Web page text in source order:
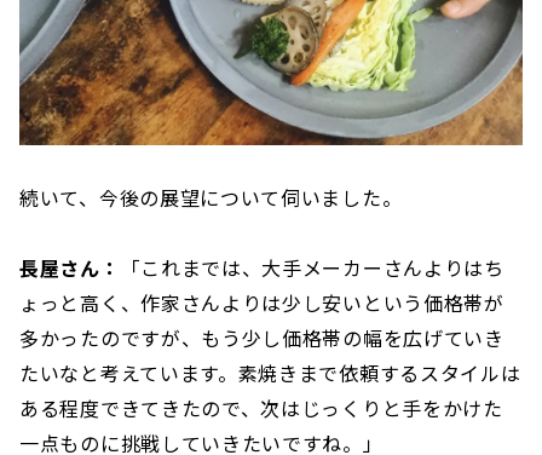
続いて、今後の展望について伺いました。
長屋さん：
「これまでは、大手メーカーさんよりはち
ょっと高く、作家さんよりは少し安いという価格帯が
多かったのですが、もう少し価格帯の幅を広げていき
たいなと考えています。素焼きまで依頼するスタイルは
ある程度できてきたので、次はじっくりと手をかけた
一点ものに挑戦していきたいですね。」